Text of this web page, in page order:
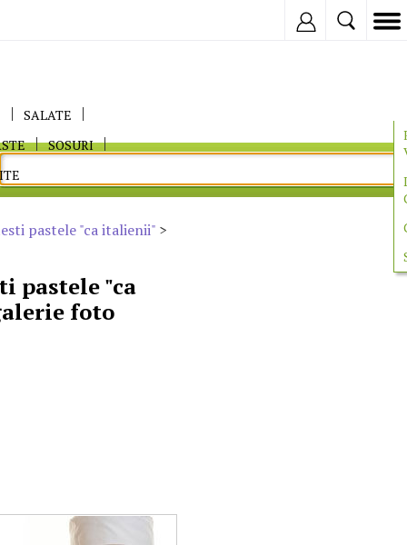
SALATE
SOSURI
pastele "ca italienii" >
pastele "ca
foto